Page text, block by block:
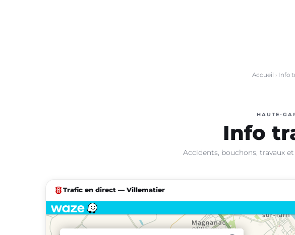
Accueil › Info
HAUTE-
Info
Accidents, bouchons, travaux
traffic Trafic en direct — Villematier